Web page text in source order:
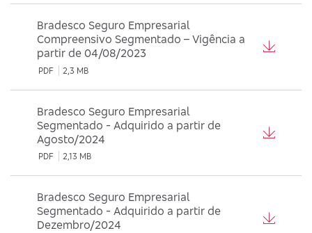
Bradesco Seguro Empresarial
Compreensivo Segmentado – Vigência a
partir de 04/08/2023
PDF 2,3 MB
Bradesco Seguro Empresarial
Segmentado - Adquirido a partir de
Agosto/2024
PDF 2,13 MB
Bradesco Seguro Empresarial
Segmentado - Adquirido a partir de
Dezembro/2024